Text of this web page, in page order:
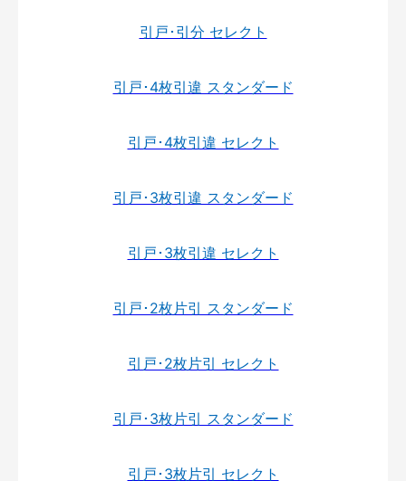
引戸･引分 セレクト
引戸･4枚引違 スタンダード
引戸･4枚引違 セレクト
引戸･3枚引違 スタンダード
引戸･3枚引違 セレクト
引戸･2枚片引 スタンダード
引戸･2枚片引 セレクト
引戸･3枚片引 スタンダード
引戸･3枚片引 セレクト